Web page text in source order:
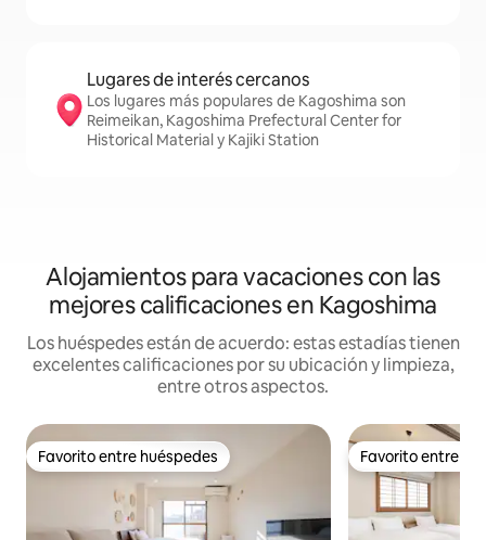
Lugares de interés cercanos
Los lugares más populares de Kagoshima son
Reimeikan, Kagoshima Prefectural Center for
Historical Material y Kajiki Station
Alojamientos para vacaciones con las
mejores calificaciones en Kagoshima
Los huéspedes están de acuerdo: estas estadías tienen
excelentes calificaciones por su ubicación y limpieza,
entre otros aspectos.
Favorito entre huéspedes
Favorito entre huéspedes Favorito entre
Favorito entre